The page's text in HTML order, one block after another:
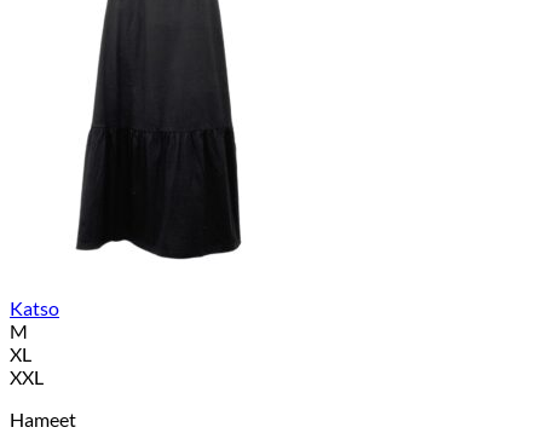
Katso
M
XL
XXL
Hameet